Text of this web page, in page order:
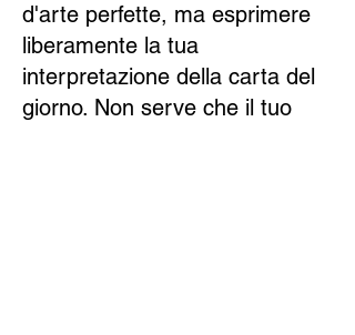
d'arte perfette, ma esprimere
liberamente la tua
interpretazione della carta del
giorno. Non serve che il tuo